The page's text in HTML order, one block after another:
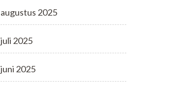
augustus 2025
juli 2025
juni 2025